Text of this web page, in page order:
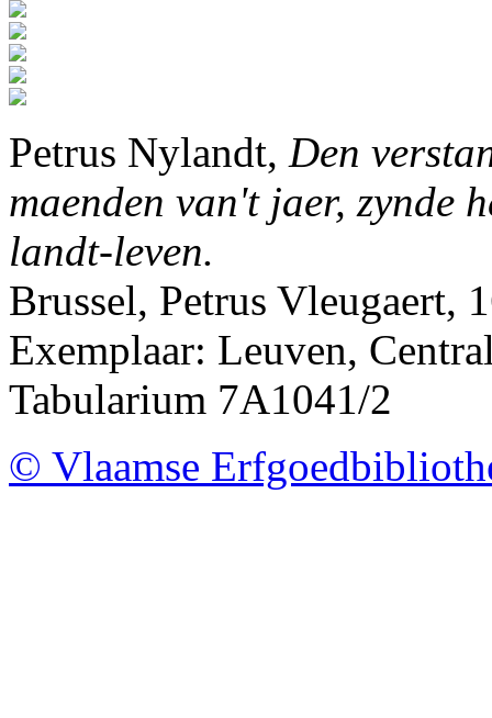
Petrus Nylandt, Den
maenden van't jaer, zynde
landt-leven.
Brussel, Petrus Vleugaert,
Exemplaar: Leuven,
Tabularium 7A1041/2
© Vlaamse